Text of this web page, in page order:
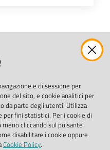
degli avvocati della città
e di sessione per
del sito, e cookie analitici per
da parte degli utenti. Utilizza
fini statistici. Per i cookie di
cliccando sul pulsante
disabilitare i cookie oppure
Cookie Policy.